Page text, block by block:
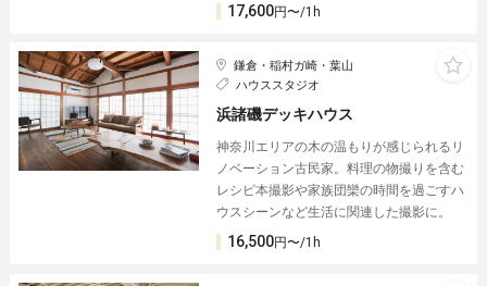
17,600円〜/1h
鎌倉・稲村ガ崎・葉山
ハウススタジオ
浜諸磯デッキハウス
神奈川エリアの木の温もりが感じられるリ
ノベーション古民家。料理の物撮りを含む
レシピ本撮影や家族団欒の時間を過ごすハ
ウスシーンなど生活に関連した撮影に。
16,500円〜/1h